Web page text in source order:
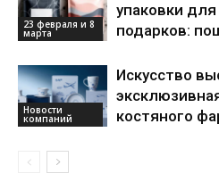
23 февраля и 8
марта
упаковки
подарков:
Новости
компаний
Искусство
костяного